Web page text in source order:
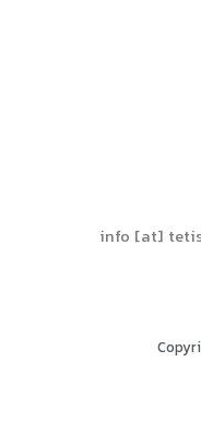
info [at]